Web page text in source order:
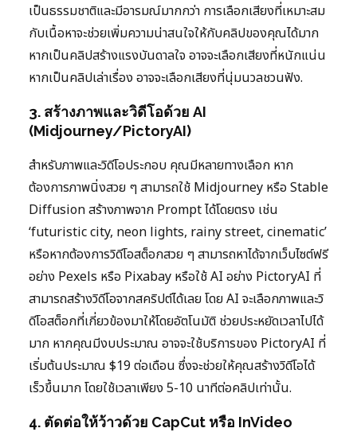
เป็นธรรมชาติและมีอารมณ์มากกว่า การเลือกเสียงที่เหมาะสม
กับเนื้อหาจะช่วยเพิ่มความน่าสนใจให้กับคลิปของคุณได้มาก
หากเป็นคลิปสร้างแรงบันดาลใจ อาจจะเลือกเสียงที่หนักแน่น
หากเป็นคลิปเล่าเรื่อง อาจจะเลือกเสียงที่นุ่มนวลชวนฟัง.
3. สร้างภาพและวิดีโอด้วย AI
(Midjourney/PictoryAI)
สำหรับภาพและวิดีโอประกอบ คุณมีหลายทางเลือก หาก
ต้องการภาพนิ่งสวย ๆ สามารถใช้ Midjourney หรือ Stable
Diffusion สร้างภาพจาก Prompt ได้โดยตรง เช่น
‘futuristic city, neon lights, rainy street, cinematic’
หรือหากต้องการวิดีโอสต็อกสวย ๆ สามารถหาได้จากเว็บไซต์ฟรี
อย่าง Pexels หรือ Pixabay หรือใช้ AI อย่าง PictoryAI ที่
สามารถสร้างวิดีโอจากสคริปต์ได้เลย โดย AI จะเลือกภาพและวิ
ดีโอสต็อกที่เกี่ยวข้องมาให้โดยอัตโนมัติ ช่วยประหยัดเวลาไปได้
มาก หากคุณมีงบประมาณ อาจจะใช้บริการของ PictoryAI ที่
เริ่มต้นประมาณ $19 ต่อเดือน ซึ่งจะช่วยให้คุณสร้างวิดีโอได้
เร็วขึ้นมาก โดยใช้เวลาเพียง 5-10 นาทีต่อคลิปเท่านั้น.
4. ตัดต่อให้ว้าวด้วย CapCut หรือ InVideo